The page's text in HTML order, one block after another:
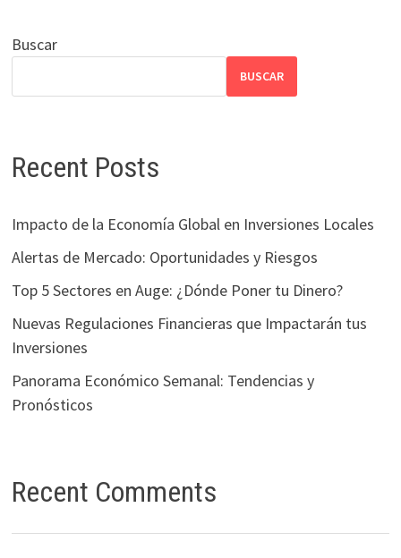
Buscar
BUSCAR
Recent Posts
Impacto de la Economía Global en Inversiones Locales
Alertas de Mercado: Oportunidades y Riesgos
Top 5 Sectores en Auge: ¿Dónde Poner tu Dinero?
Nuevas Regulaciones Financieras que Impactarán tus
Inversiones
Panorama Económico Semanal: Tendencias y
Pronósticos
Recent Comments